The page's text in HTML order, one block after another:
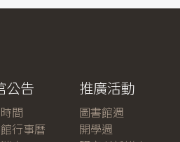
公告
間
行事曆
推廣活動
圖書館週
開學週